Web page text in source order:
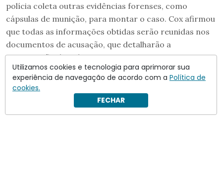
polícia coleta outras evidências forenses, como
cápsulas de munição, para montar o caso. Cox afirmou
que todas as informações obtidas serão reunidas nos
documentos de acusação, que detalharão a
participação de Robinson no crime.
Utilizamos cookies e tecnologia para aprimorar sua
experiência de navegação de acordo com a Política de
cookies.
FECHAR